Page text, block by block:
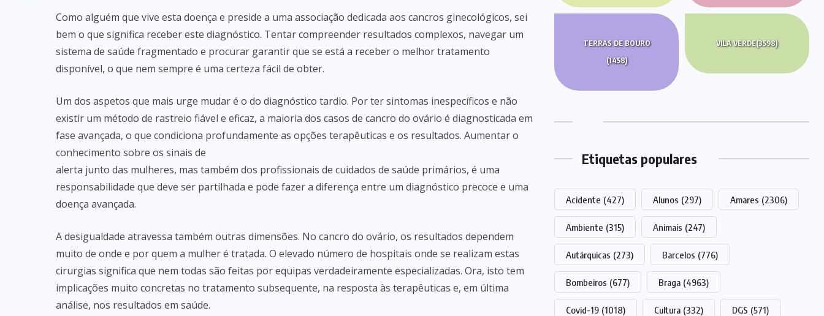
Como alguém que vive esta doença e preside a uma associação dedicada aos cancros ginecológicos, sei
bem o que significa receber este diagnóstico. Tentar compreender resultados complexos, navegar um
sistema de saúde fragmentado e procurar garantir que se está a receber o melhor tratamento
disponível, o que nem sempre é uma certeza fácil de obter.
Um dos aspetos que mais urge mudar é o do diagnóstico tardio. Por ter sintomas inespecíficos e não
existir um método de rastreio fiável e eficaz, a maioria dos casos de cancro do ovário é diagnosticada em
fase avançada, o que condiciona profundamente as opções terapêuticas e os resultados. Aumentar o
conhecimento sobre os sinais de
alerta junto das mulheres, mas também dos profissionais de cuidados de saúde primários, é uma
responsabilidade que deve ser partilhada e pode fazer a diferença entre um diagnóstico precoce e uma
doença avançada.
A desigualdade atravessa também outras dimensões. No cancro do ovário, os resultados dependem
muito de onde e por quem a mulher é tratada. O elevado número de hospitais onde se realizam estas
cirurgias significa que nem todas são feitas por equipas verdadeiramente especializadas. Ora, isto tem
implicações muito concretas no tratamento subsequente, na resposta às terapêuticas e, em última
análise, nos resultados em saúde.
TERRAS DE BOURO
(1458)
VILA VERDE(3598)
Etiquetas populares
Acidente (427) Alunos (297) Amares (2306)
Ambiente (315) Animais (247)
Autárquicas (273) Barcelos (776)
Bombeiros (677) Braga (4963)
Covid-19 (1018) Cultura (332) DGS (571)